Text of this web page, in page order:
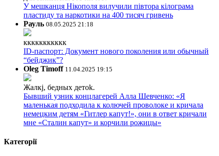
У мешканця Нікополя вилучили півтора кілограма
пластиду та наркотики на 400 тисяч гривень
Рауль 08.05.2025 21:18
ккккккккккк
ID-паспорт: Документ нового поколения или обычный
“бейджик”?
Oleg Timoff 11.04.2025 19:15
Жалкj, бедных детok.
Бывший узник концлагерей Алла Шевченко: «Я
маленькая подходила к колючей проволоке и кричала
немецким детям «Гитлер капут!», они в ответ кричали
мне «Сталин капут» и корчили рожицы»
Категорії